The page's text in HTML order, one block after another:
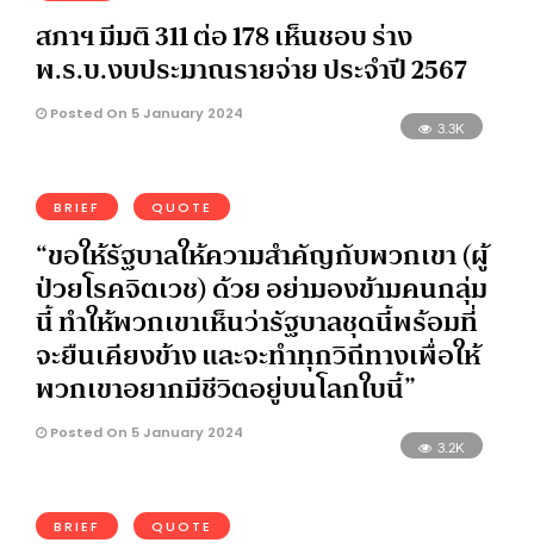
สภาฯ มีมติ 311 ต่อ 178 เห็นชอบ ร่าง
พ.ร.บ.งบประมาณรายจ่าย ประจำปี 2567
Posted On 5 January 2024
3.3K
BRIEF QUOTE
“ขอให้รัฐบาลให้ความสำคัญกับพวกเขา (ผู้
ป่วยโรคจิตเวช) ด้วย อย่ามองข้ามคนกลุ่ม
นี้ ทำให้พวกเขาเห็นว่ารัฐบาลชุดนี้พร้อมที่
จะยืนเคียงข้าง และจะทำทุกวิถีทางเพื่อให้
พวกเขาอยากมีชีวิตอยู่บนโลกใบนี้”
Posted On 5 January 2024
3.2K
BRIEF QUOTE